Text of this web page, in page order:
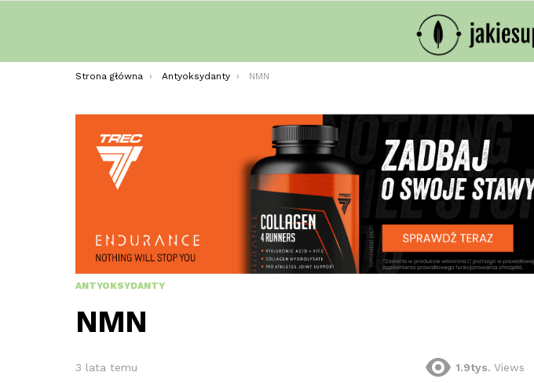
Jesteś tutaj:
Strona główna Antyoksydanty NMN
ANTYOKSYDANTY
NMN
3 lata temu 1.9tys. Views